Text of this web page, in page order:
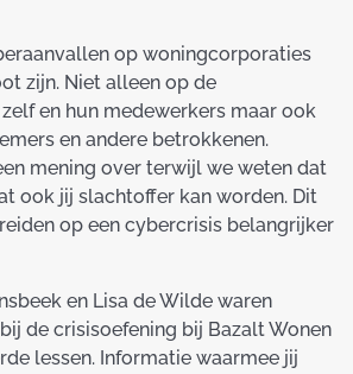
op woningcorporaties
zijn. Niet alleen op de
en hun medewerkers maar ook
en andere betrokkenen.
mening over terwijl we weten dat
ook jij slachtoffer kan worden. Dit
op een cybercrisis belangrijker
en Lisa de Wilde waren
de crisisoefening bij Bazalt Wonen
lessen. Informatie waarmee jij